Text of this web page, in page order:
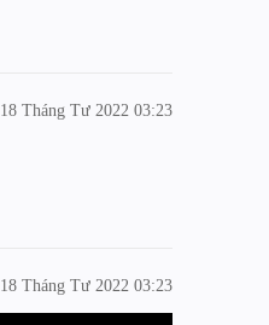
18 Tháng Tư 2022 03:23
18 Tháng Tư 2022 03:23